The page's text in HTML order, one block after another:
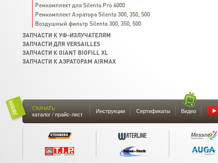
Ремкомплект для Silenta Pro 6000
Ремкомплект Аэратора Silenta 300, 350, 500
Воздушный фильтр Silenta 300, 350, 500
ЗАПЧАСТИ К УФ-ИЗЛУЧАТЕЛЯМ
ЗАПЧАСТИ ДЛЯ VERSAILLES
ЗАПЧАСТИ К GIANT BIOFILL XL
ЗАПЧАСТИ К АЭРАТОРАМ AIRMAX
СКАЧАТЬ
каталог / прайс-лист
Инструкции Сертификаты Видео